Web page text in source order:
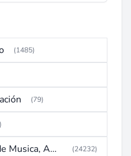
(1485)
(79)
AUDIO (Equipos de Musica, Amplificadores, Reproductores, Etc) (24232)